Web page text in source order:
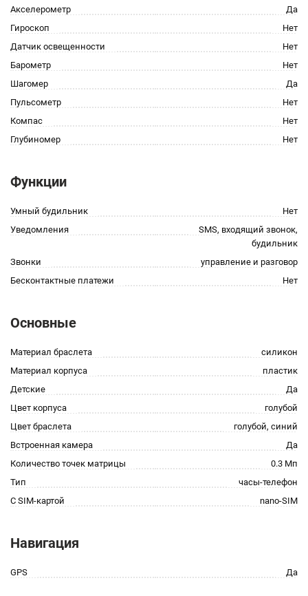
Акселерометр
Да
Гироскоп
Нет
Датчик освещенности
Нет
Барометр
Нет
Шагомер
Да
Пульсометр
Нет
Компас
Нет
Глубиномер
Нет
Функции
Умный будильник
Нет
Уведомления
SMS, входящий звонок,
будильник
Звонки
управление и разговор
Бесконтактные платежи
Нет
Основные
Материал браслета
силикон
Материал корпуса
пластик
Детские
Да
Цвет корпуса
голубой
Цвет браслета
голубой, синий
Встроенная камера
Да
Количество точек матрицы
0.3 Мп
Тип
часы-телефон
С SIM-картой
nano-SIM
Навигация
GPS Да